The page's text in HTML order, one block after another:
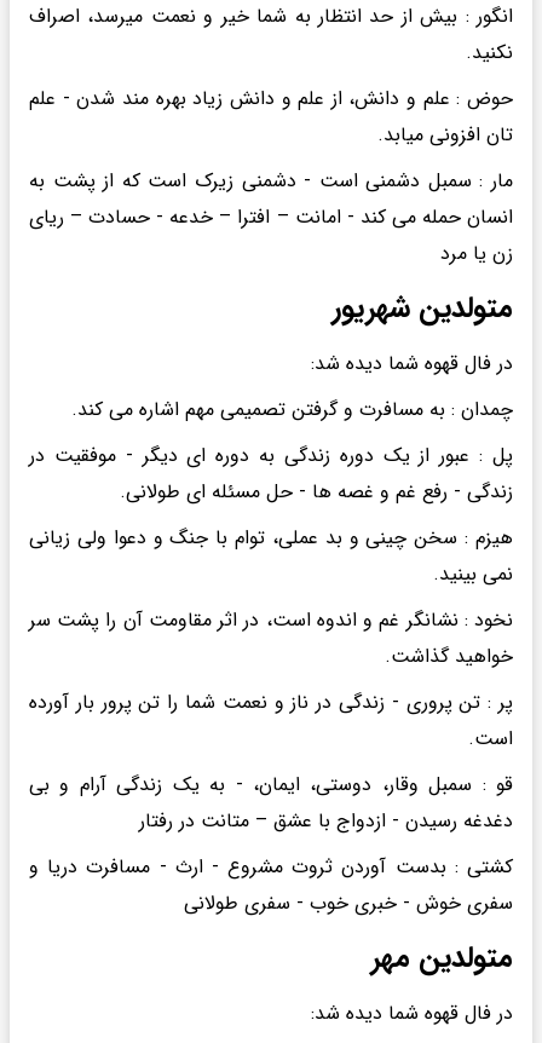
انگور : بیش از حد انتظار به شما خیر و نعمت میرسد، اصراف
نکنید.
حوض : علم و دانش، از علم و دانش زیاد بهره مند شدن - علم
تان افزونی میابد.
مار : سمبل دشمنی است - دشمنی زیرک است که از پشت به
انسان حمله می کند - امانت – افترا – خدعه - حسادت – ریای
زن یا مرد
متولدین شهریور
در فال قهوه شما دیده شد:
چمدان : به مسافرت و گرفتن تصمیمی مهم اشاره می کند.
پل : عبور از یک دوره زندگی به دوره ای دیگر - موفقیت در
زندگی - رفع غم و غصه ها - حل مسئله ای طولانی.
هیزم : سخن چینی و بد عملی، توام با جنگ و دعوا ولی زیانی
نمی بینید.
نخود : نشانگر غم و اندوه است، در اثر مقاومت آن را پشت سر
خواهید گذاشت.
پر : تن پروری - زندگی در ناز و نعمت شما را تن پرور بار آورده
است.
قو : سمبل وقار، دوستی، ایمان، - به یک زندگی آرام و بی
دغدغه رسیدن - ازدواج با عشق – متانت در رفتار
کشتی : بدست آوردن ثروت مشروع - ارث - مسافرت دریا و
سفری خوش - خبری خوب - سفری طولانی
متولدین مهر
در فال قهوه شما دیده شد: